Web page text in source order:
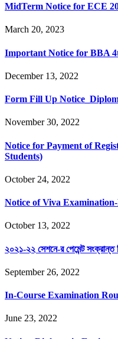
MidTerm Notice for ECE
March 20, 2023
Important Notice for BBA
December 13, 2022
Form Fill Up
November 30, 2022
Notice for Payment of
Students)
October 24, 2022
Notice of Viva
October 13, 2022
২০২১-২২ সেশনে-র পেমেন্ট সংক্রান্ত
September 26, 2022
In-Course Examination
June 23, 2022